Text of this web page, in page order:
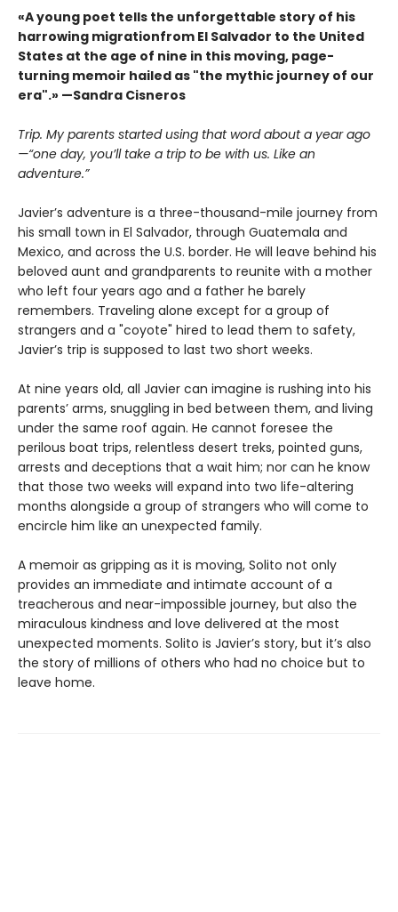
«A young poet tells the unforgettable story of his
harrowing migrationfrom El Salvador to the United
States at the age of nine in this moving, page-
turning memoir hailed as "the mythic journey of our
era".» —Sandra Cisneros
Trip. My parents started using that word about a year ago
—“one day, you’ll take a trip to be with us. Like an
adventure.”
Javier’s adventure is a three-thousand-mile journey from
his small town in El Salvador, through Guatemala and
Mexico, and across the U.S. border. He will leave behind his
beloved aunt and grandparents to reunite with a mother
who left four years ago and a father he barely
remembers. Traveling alone except for a group of
strangers and a "coyote" hired to lead them to safety,
Javier’s trip is supposed to last two short weeks.
At nine years old, all Javier can imagine is rushing into his
parents’ arms, snuggling in bed between them, and living
under the same roof again. He cannot foresee the
perilous boat trips, relentless desert treks, pointed guns,
arrests and deceptions that a wait him; nor can he know
that those two weeks will expand into two life-altering
months alongside a group of strangers who will come to
encircle him like an unexpected family.
A memoir as gripping as it is moving, Solito not only
provides an immediate and intimate account of a
treacherous and near-impossible journey, but also the
miraculous kindness and love delivered at the most
unexpected moments. Solito is Javier’s story, but it’s also
the story of millions of others who had no choice but to
leave home.